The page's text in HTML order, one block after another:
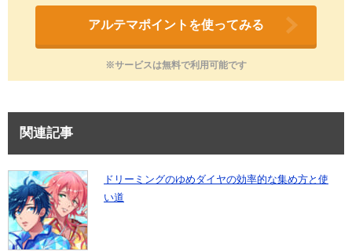
アルテマポイントを使ってみる
※サービスは無料で利用可能です
関連記事
ドリーミングのゆめダイヤの効率的な集め方と使
い道